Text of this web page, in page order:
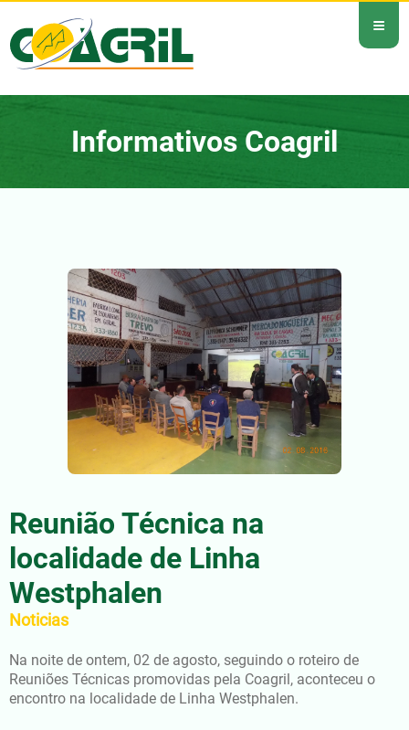
≡
Informativos Coagril
Reunião Técnica na
localidade de Linha
Westphalen
Noticias
Na noite de ontem, 02 de agosto, seguindo o roteiro de
Reuniões Técnicas promovidas pela Coagril, aconteceu o
encontro na localidade de Linha Westphalen.